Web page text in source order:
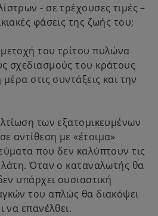
- σε τρέχουσες τιμές –
φάσεις της ζωής του;
του τρίτου πυλώνα
σχεδιασμούς του κράτους
στις συντάξεις και την
των εξατομικευμένων
αντίθεση με «έτοιμα»
που δεν καλύπτουν τις
Όταν ο καταναλωτής θα
υπάρχει ουσιαστική
του απλώς θα διακόψει
να επανέλθει.